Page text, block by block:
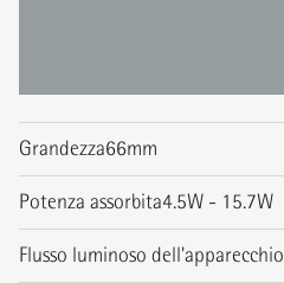
Grandezza66mm
Potenza assorbita4.5W - 15.7W
Flusso luminoso dell'apparecchio